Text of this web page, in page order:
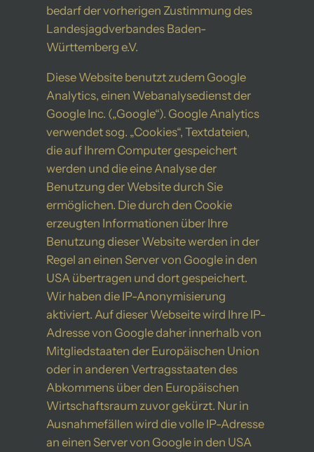
bedarf der vorherigen Zustimmung des
Landesjagdverbandes Baden-
Württemberg e.V.
Diese Website benutzt zudem Google
Analytics, einen Webanalysedienst der
Google Inc. („Google“). Google Analytics
verwendet sog. „Cookies“, Textdateien,
die auf Ihrem Computer gespeichert
werden und die eine Analyse der
Benutzung der Website durch Sie
ermöglichen. Die durch den Cookie
erzeugten Informationen über Ihre
Benutzung dieser Website werden in der
Regel an einen Server von Google in den
USA übertragen und dort gespeichert.
Wir haben die IP-Anonymisierung
aktiviert. Auf dieser Webseite wird Ihre IP-
Adresse von Google daher innerhalb von
Mitgliedstaaten der Europäischen Union
oder in anderen Vertragsstaaten des
Abkommens über den Europäischen
Wirtschaftsraum zuvor gekürzt. Nur in
Ausnahmefällen wird die volle IP-Adresse
an einen Server von Google in den USA